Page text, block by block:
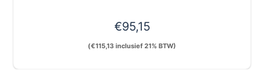
€95,15
(€115,13 inclusief 21% BTW)